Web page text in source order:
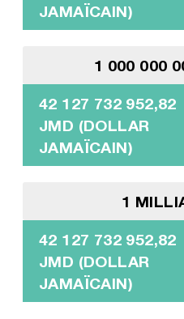
JAMAÏCAIN)
1 000 000
42 127 732 952,82
JMD (DOLLAR
JAMAÏCAIN)
1
42 127 732 952,82
JMD (DOLLAR
JAMAÏCAIN)